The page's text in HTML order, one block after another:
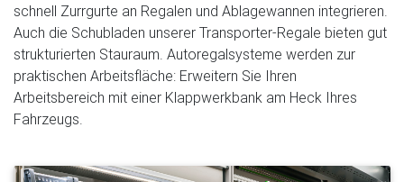
schnell Zurrgurte an Regalen und Ablagewannen integrieren.
Auch die Schubladen unserer Transporter-Regale bieten gut
strukturierten Stauraum. Autoregalsysteme werden zur
praktischen Arbeitsfläche: Erweitern Sie Ihren
Arbeitsbereich mit einer Klappwerkbank am Heck Ihres
Fahrzeugs.